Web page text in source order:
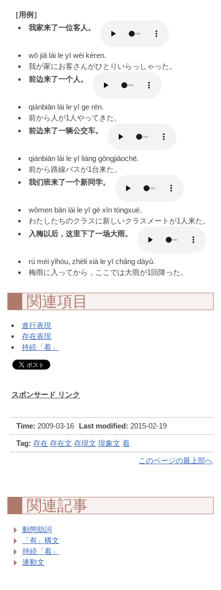
［用例］
我家来了一位客人。
wǒ jiā lái le yī wèi kèren.
我が家にお客さんがひとりいらっしゃった。
前边来了一个人。
qiánbiān lái le yī ge rén.
前から人が1人やってきた。
前边来了一辆公交车。
qiánbiān lái le yī liàng gōngjiāochē.
前から路線バスが1台来た。
我们班来了一个新同学。
wǒmen bān lái le yī gè xīn tóngxué.
わたしたちのクラスに新しいクラスメートが1人来た。
入梅以后，这里下了一场大雨。
rù méi yǐhòu, zhèli xià le yī chǎng dàyǔ.
梅雨に入ってから，ここでは大雨が1回降った。
関連項目
進行表現
存在表現
持続「着」
スポンサード リンク
Time: 2009-03-16 Last modified: 2015-02-19
Tag: 存在 存在文 存現文 現象文 着
このページの最上部へ
関連記事
動態助詞
「有」構文
持続「着」
連動文